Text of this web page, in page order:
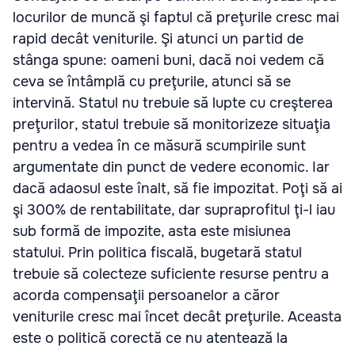
locurilor de muncă şi faptul că preţurile cresc mai
rapid decât veniturile. Şi atunci un partid de
stânga spune: oameni buni, dacă noi vedem că
ceva se întâmplă cu preţurile, atunci să se
intervină. Statul nu trebuie să lupte cu creşterea
preţurilor, statul trebuie să monitorizeze situaţia
pentru a vedea în ce măsură scumpirile sunt
argumentate din punct de vedere economic. Iar
dacă adaosul este înalt, să fie impozitat. Poţi să ai
şi 300% de rentabilitate, dar supraprofitul ţi-l iau
sub formă de impozite, asta este misiunea
statului. Prin politica fiscală, bugetară statul
trebuie să colecteze suficiente resurse pentru a
acorda compensaţii persoanelor a căror
veniturile cresc mai încet decât preţurile. Aceasta
este o politică corectă ce nu atentează la